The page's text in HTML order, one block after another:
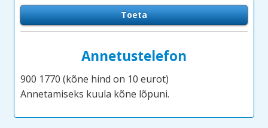
Annetustelefon
900 1770 (kõne hind on 10 eurot)
Annetamiseks kuula kõne lõpuni.